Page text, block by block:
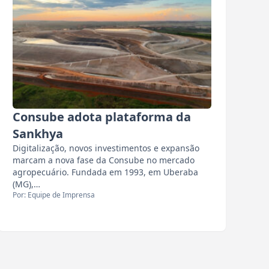
Consube adota plataforma da
Sankhya
Digitalização, novos investimentos e expansão
marcam a nova fase da Consube no mercado
agropecuário. Fundada em 1993, em Uberaba
(MG),…
Por: Equipe de Imprensa